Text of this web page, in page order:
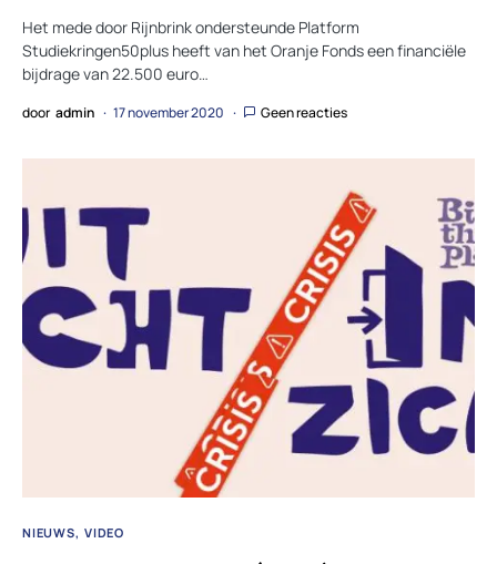
Het mede door Rijnbrink ondersteunde Platform
Studiekringen50plus heeft van het Oranje Fonds een financiële
bijdrage van 22.500 euro…
door admin 17 november 2020 Geen reacties
NIEUWS VIDEO